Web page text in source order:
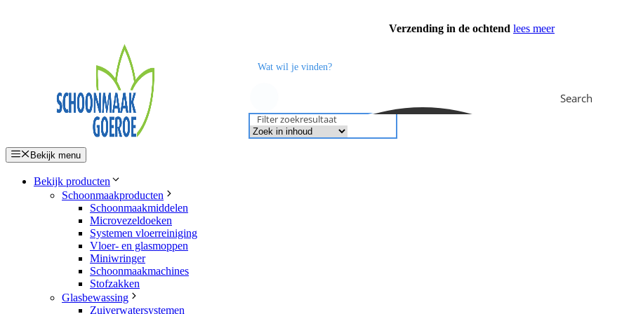
Verzending in de ochtend lees meer
Search
Filter zoekresultaat
Bekijk menu
Bekijk producten
Schoonmaakproducten
Schoonmaakmiddelen
Microvezeldoeken
Systemen vloerreiniging
Vloer- en glasmoppen
Miniwringer
Schoonmaakmachines
Stofzakken
Glasbewassing
Zuiverwatersystemen